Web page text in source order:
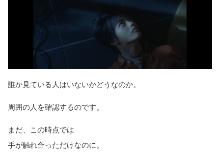
誰か見ている人はいないかどうなのか。
周囲の人を確認するのです。
まだ、この時点では
手が触れ合っただけなのに。